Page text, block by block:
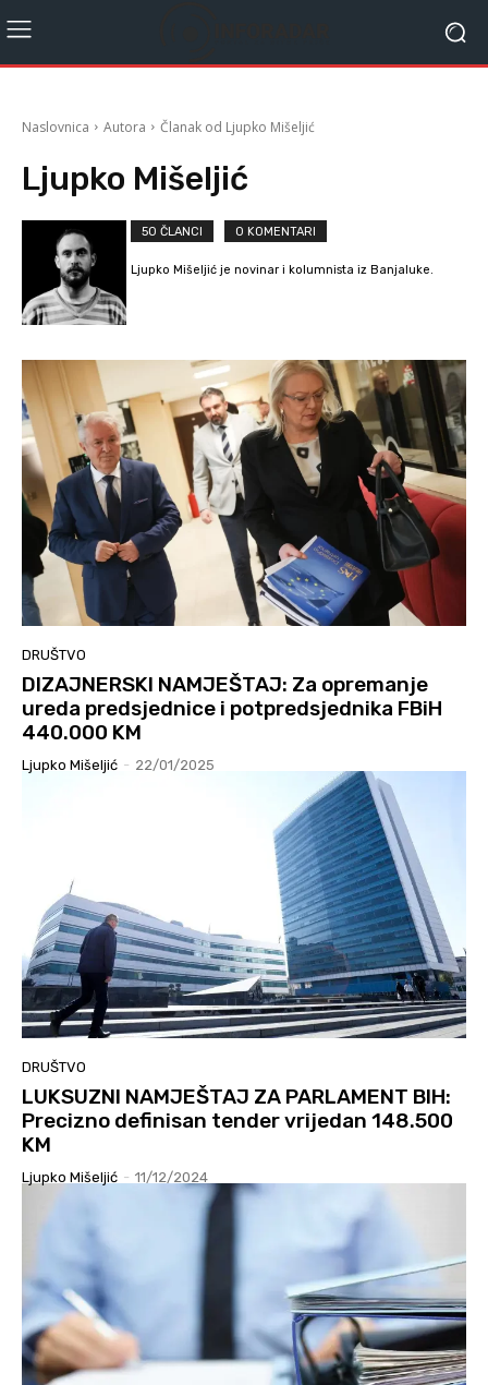
Naslovnica Autora Članak od Ljupko Mišeljić
Ljupko Mišeljić
50 ČLANCI 0 KOMENTARI
Ljupko Mišeljić je novinar i kolumnista iz Banjaluke.
DRUŠTVO
DIZAJNERSKI NAMJEŠTAJ: Za opremanje
ureda predsjednice i potpredsjednika FBiH
440.000 KM
Ljupko Mišeljić - 22/01/2025
DRUŠTVO
LUKSUZNI NAMJEŠTAJ ZA PARLAMENT BIH:
Precizno definisan tender vrijedan 148.500
KM
Ljupko Mišeljić - 11/12/2024